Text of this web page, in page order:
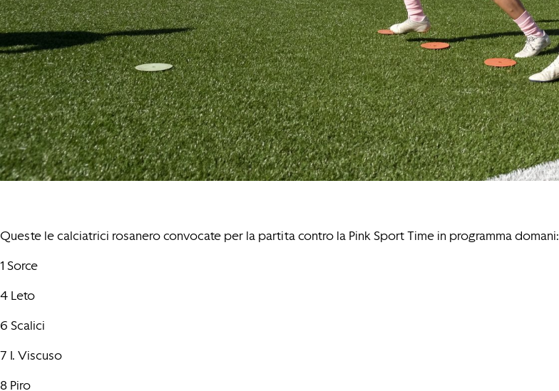
Queste le calciatrici rosanero convocate per la partita contro la Pink Sport Time in programma domani:
1 Sorce
4 Leto
6 Scalici
7 I. Viscuso
8 Piro